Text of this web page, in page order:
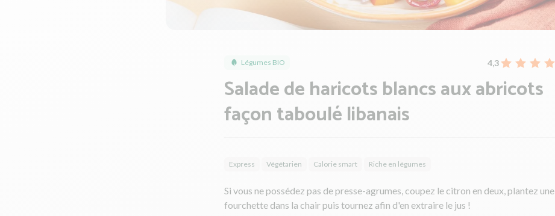
Légumes BIO 4,3
Salade de haricots blancs aux abricots
façon taboulé libanais
Express Végétarien Calorie smart Riche en légumes
Si vous ne possédez pas de presse-agrumes, coupez le citron en deux, plantez une
fourchette dans la chair puis tournez afin d'en extraire le jus !